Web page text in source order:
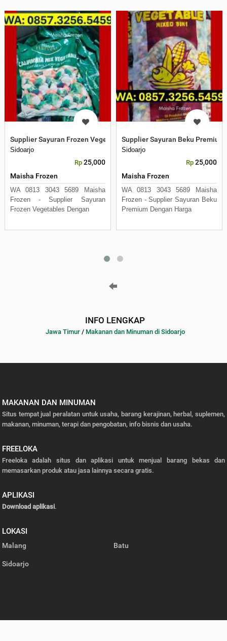
Supplier Sayuran Frozen Vegetables dengan Stok Lengkap dan
Sidoarjo
Rp 25,000
Maisha Frozen
WA 0813 3043 5689 Maisha
Frozen - Supplier Sayuran
Frozen Vegetables Dengan
Supplier Sayuran Beku
Sidoarjo
Rp 25,000
Maisha Frozen
WA 0813 3043 5689 Maisha
Frozen - Supplier Sayuran Beku
Premium Dengan Harga
INFO LENGKAP
Jawa Timur/ Makanan dan Minuman di Sidoarjo
MAKANAN DAN MINUMAN
Situs tempat jual peralatan untuk usaha, barang kerajinan, herbal, suplemen,
makanan, minuman, terapi dan pengobatan, info bisnis dan usaha.
FREELOKA
Freeloka adalah situs dan aplikasi untuk menjual barang bekas dan
memasarkan produk atau jasa lainnya secara gratis.
APLIKASI
Download aplikasi.
LOKASI
Malang Batu
Sidoarjo